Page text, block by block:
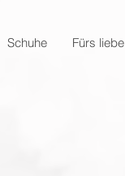
Schuhe Fürs